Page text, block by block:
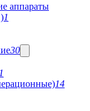
аппараты
1
30
1
14